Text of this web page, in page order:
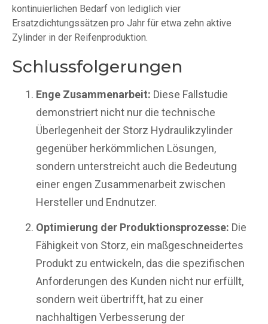
kontinuierlichen Bedarf von lediglich vier
Ersatzdichtungssätzen pro Jahr für etwa zehn aktive
Zylinder in der Reifenproduktion.
Schlussfolgerungen
Enge Zusammenarbeit: Diese Fallstudie
demonstriert nicht nur die technische
Überlegenheit der Storz Hydraulikzylinder
gegenüber herkömmlichen Lösungen,
sondern unterstreicht auch die Bedeutung
einer engen Zusammenarbeit zwischen
Hersteller und Endnutzer.
Optimierung der Produktionsprozesse: Die
Fähigkeit von Storz, ein maßgeschneidertes
Produkt zu entwickeln, das die spezifischen
Anforderungen des Kunden nicht nur erfüllt,
sondern weit übertrifft, hat zu einer
nachhaltigen Verbesserung der